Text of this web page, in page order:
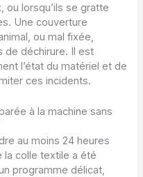
lorsqu’ils se gratte
Une couverture
ou mal fixée,
de déchirure. Il est
l’état du matériel et de
ces incidents.
à la machine sans
au moins 24 heures
la colle textile a été
programme délicat,